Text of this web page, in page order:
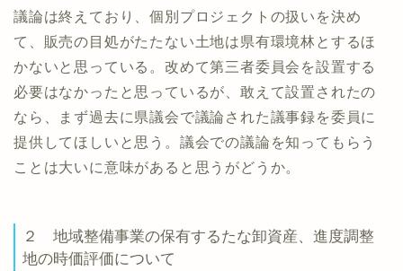
議論は終えており、個別プロジェクトの扱いを決め
て、販売の目処がたたない土地は県有環境林とするほ
かないと思っている。改めて第三者委員会を設置する
必要はなかったと思っているが、敢えて設置されたの
なら、まず過去に県議会で議論された議事録を委員に
提供してほしいと思う。議会での議論を知ってもらう
ことは大いに意味があると思うがどうか。
２ 地域整備事業の保有するたな卸資産、進度調整
地の時価評価について